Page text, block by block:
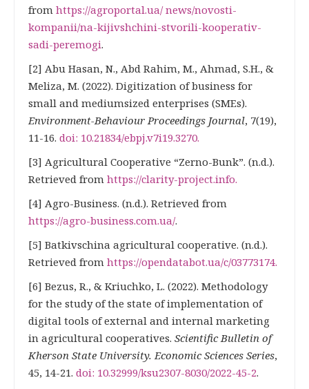
from https://agroportal.ua/news/novosti-
kompanii/na-kijivshchini-stvorili-kooperativ-
sadi-peremogi.
[2] Abu Hasan, N., Abd Rahim, M., Ahmad, S.H., &
Meliza, M. (2022). Digitization of business for
small and mediumsized enterprises (SMEs).
Environment-Behaviour Proceedings Journal, 7(19),
11-16. doi: 10.21834/ebpj.v7i19.3270.
[3] Agricultural Cooperative “Zerno-Bunk”. (n.d.).
Retrieved from https://clarity-project.info.
[4] Agro-Business. (n.d.). Retrieved from
https://agro-business.com.ua/.
[5] Batkivschina agricultural cooperative. (n.d.).
Retrieved from https://opendatabot.ua/c/03773174.
[6] Bezus, R., & Kriuchko, L. (2022). Methodology
for the study of the state of implementation of
digital tools of external and internal marketing
in agricultural cooperatives. Scientific Bulletin of
Kherson State University. Economic Sciences Series,
45, 14-21. doi: 10.32999/ksu2307-8030/2022-45-2.